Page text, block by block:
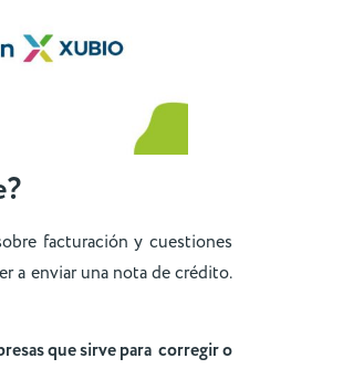
facturación y cuestiones
a enviar una nota de crédito.
que sirve para corregir o